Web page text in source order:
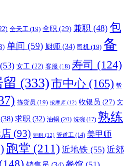
全天工 (19) 全职 (29) 兼职 (48) 包
单间 (59) 厨师 (34) 司机 (19) 备
(53) 女工 (22) 客服 (18) 寿司 (124)
(333)市中心 (165) 帮
拣货员 (19) 按摩师 (12) 收银员 (27) 文
(38) 求职 (32) 油锅 (20) 洗碗 (17) 熟练
(93) 短租 (12) 管道工 (14) 美甲师
跑堂 (211) 近地铁 (55) 近郊